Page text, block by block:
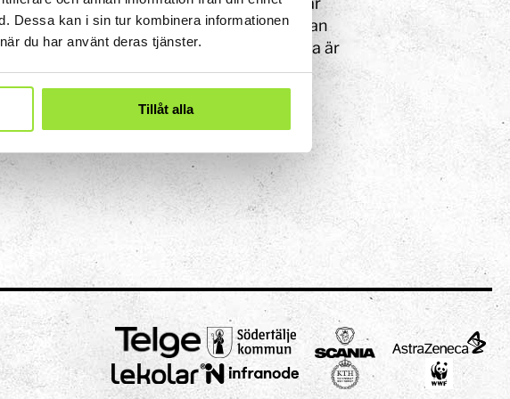
Dessa kan i sin tur kombinera informationen
du har använt deras tjänster.
Tillåt alla
När man siktar för att kasta prick kan
bara ena ögat som siktar, men det andra är